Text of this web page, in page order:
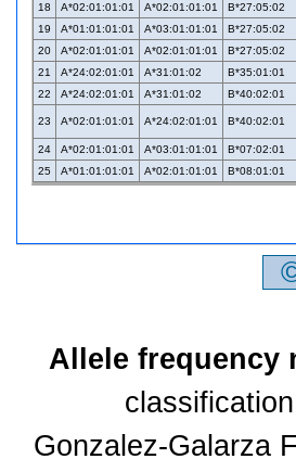
18
A*02:01:01:01 A*02:01:01:01 B*27:05:02
19
A*01:01:01:01 A*03:01:01:01 B*27:05:02
20
A*02:01:01:01 A*02:01:01:01 B*27:05:02
21
A*24:02:01:01 A*31:01:02 B*35:01:01
22
A*24:02:01:01 A*31:01:02 B*40:02:01
23 A*02:01:01:01 A*24:02:01:01 B*40:02:01
24 A*02:01:01:01 A*03:01:01:01 B*07:02:01
25
A*01:01:01:01 A*02:01:01:01 B*08:01:01
Allele frequency
Gonzalez-Galarza